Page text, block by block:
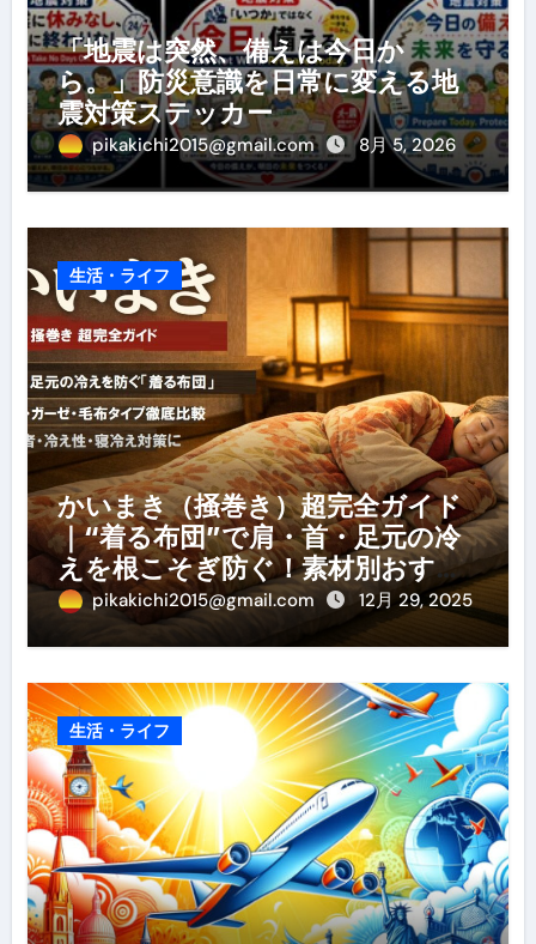
「地震は突然、備えは今日か
ら。」防災意識を日常に変える地
震対策ステッカー
pikakichi2015@gmail.com 8月 5, 2026
生活・ライフ
かいまき（掻巻き）超完全ガイド
｜“着る布団”で肩・首・足元の冷
えを根こそぎ防ぐ！素材別おすす
め・選び方・洗い方・Q&Aまで
pikakichi2015@gmail.com 12月 29, 2025
生活・ライフ